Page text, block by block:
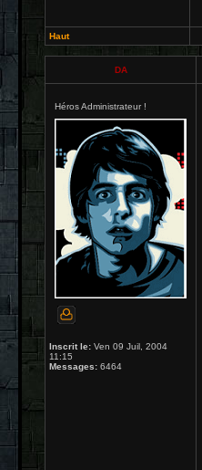
Haut
DA
Héros Administrateur !
Inscrit le: Ven 09 Juil, 2004
11:15
Messages: 6464